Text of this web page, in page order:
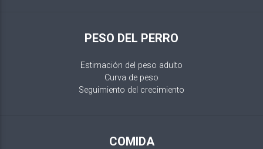
PESO DEL PERRO
Estimación del peso adulto
Curva de peso
Seguimiento del crecimiento
COMIDA